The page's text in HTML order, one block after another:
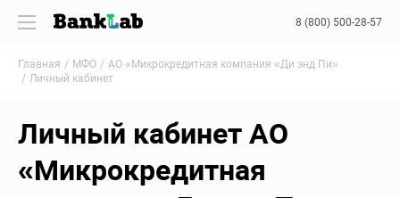
8 (800) 500-28-57
Главная МФО
АО «Микрокредитная компания «Ди энд Пи»
Личный кабинет
Личный кабинет АО
«Микрокредитная